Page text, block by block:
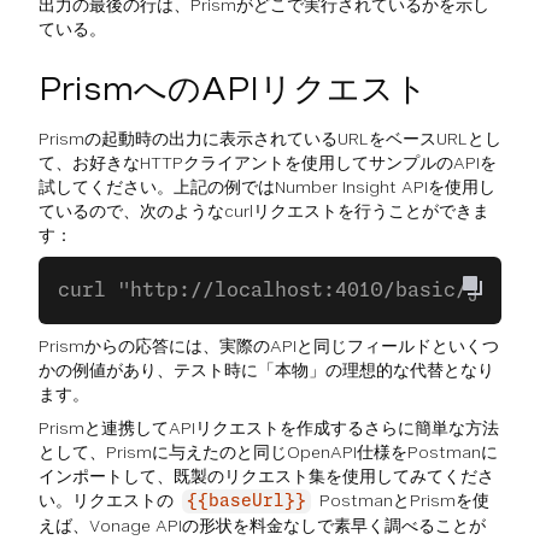
出力の最後の行は、Prismがどこで実行されているかを示し
ている。
PrismへのAPIリクエスト
Prismの起動時の出力に表示されているURLをベースURLとし
て、お好きなHTTPクライアントを使用してサンプルのAPIを
試してください。上記の例ではNumber Insight APIを使用し
ているので、次のようなcurlリクエストを行うことができま
す：
curl "http://localhost:4010/basic/
Prismからの応答には、実際のAPIと同じフィールドといくつ
かの例値があり、テスト時に「本物」の理想的な代替となり
ます。
Prismと連携してAPIリクエストを作成するさらに簡単な方法
として、Prismに与えたのと同じOpenAPI仕様をPostmanに
インポートして、既製のリクエスト集を使用してみてくださ
い。リクエストの
{{baseUrl}}
PostmanとPrismを使
えば、Vonage APIの形状を料金なしで素早く調べることが